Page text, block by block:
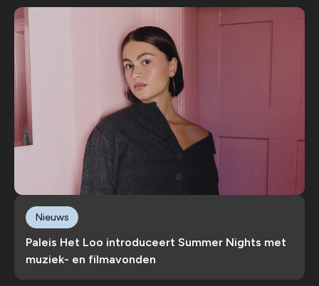
Paleis Het Loo introduceert Summer Nights met
muziek- en filmavonden
Nieuws